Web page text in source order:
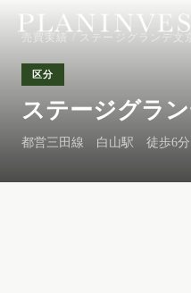
売買実績 / ステージグランデ文
区分
ステージグラ
都営三田線 白山駅 徒歩6分